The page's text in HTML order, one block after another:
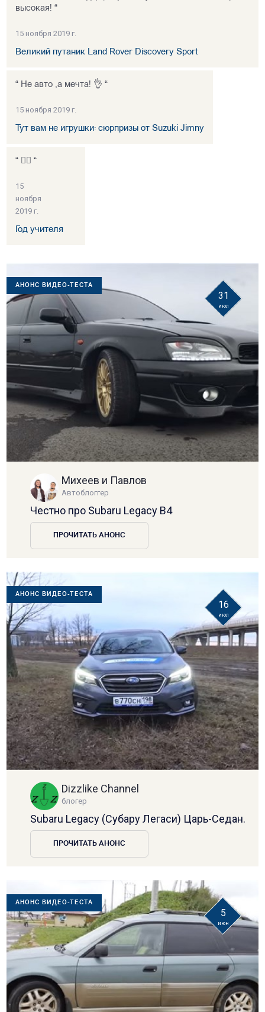
высокая! “
15 ноября 2019 г.
Великий путаник Land Rover Discovery Sport
“ Не авто ,а мечта! 👌 “
15 ноября 2019 г.
Тут вам не игрушки: сюрпризы от Suzuki Jimny
“ 👍🏻 “
15
ноября
2019 г.
Год учителя
АНОНС ВИДЕО-ТЕСТА
31
июл
Михеев и Павлов
Автоблоггер
Честно про Subaru Legacy B4
ПРОЧИТАТЬ АНОНС
АНОНС ВИДЕО-ТЕСТА
16
июл
Dizzlike Channel
блогер
Subaru Legacy (Субару Легаси) Царь-Седан.
ПРОЧИТАТЬ АНОНС
АНОНС ВИДЕО-ТЕСТА
5
июн